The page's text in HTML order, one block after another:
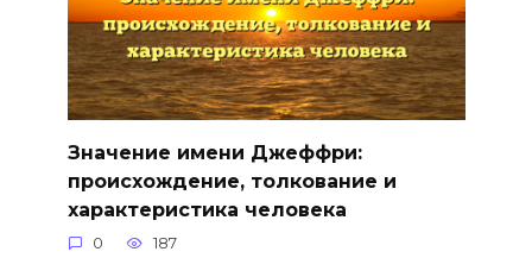
Значение имени Джеффри:
происхождение, толкование и
характеристика человека
0 187